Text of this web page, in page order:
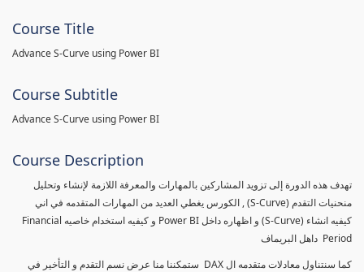
Course Title
Advance S-Curve using Power BI
Course Subtitle
Advance S-Curve using Power BI
Course Description
تهدف هذه الدورة إلى تزويد المشاركين بالمهارات والمعرفة اللازمة لإنشاء وتحليل
منحنيات التقدم (S-Curve) , الكورس يغطي العديد من المهارات المتقدمه في اني
كيفيه انشاء (S-Curve) و اظهاره داخل Power BI و كيفيه استخدام خاصيه Financial
Period داهل البريماف
كما سنتناول معادلات متقدمه ال DAX ستمكننا منا عرض نسم التقدم و التأخير في